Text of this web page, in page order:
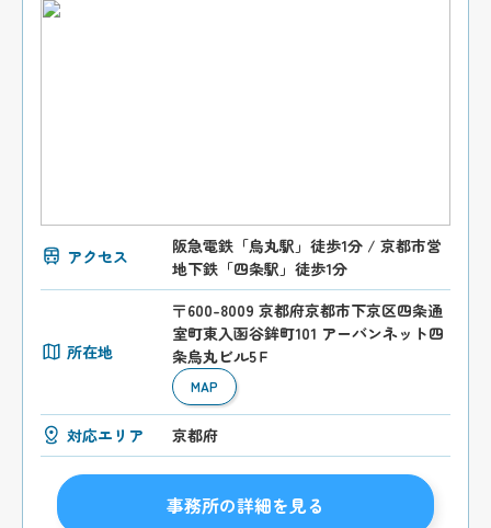
アクセス
阪急電鉄「烏丸駅」徒歩1分 / 京都市営
地下鉄「四条駅」徒歩1分
所在地
〒600-8009 京都府京都市下京区四条通
室町東入函谷鉾町101 アーバンネット四
条烏丸ビル5Ｆ
MAP
対応エリア 京都府
事務所の詳細を見る